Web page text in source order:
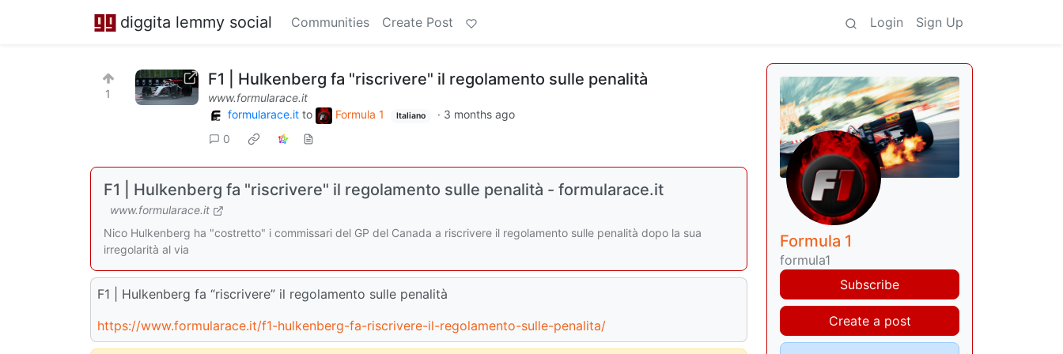
diggita lemmy social Communities Create Post Login Sign Up
1
F1 | Hulkenberg fa "riscrivere" il regolamento sulle penalità
www.formularace.it
formularace.it to Formula 1 Italiano · 3 months ago
0
F1 | Hulkenberg fa "riscrivere" il regolamento sulle penalità - formularace.it
www.formularace.it
Nico Hulkenberg ha "costretto" i commissari del GP del Canada a riscrivere il regolamento sulle penalità dopo la sua
irregolarità al via
F1 | Hulkenberg fa “riscrivere” il regolamento sulle penalità
https://www.formularace.it/f1-hulkenberg-fa-riscrivere-il-regolamento-sulle-penalita/
Formula 1
formula1
Subscribe
Create a post